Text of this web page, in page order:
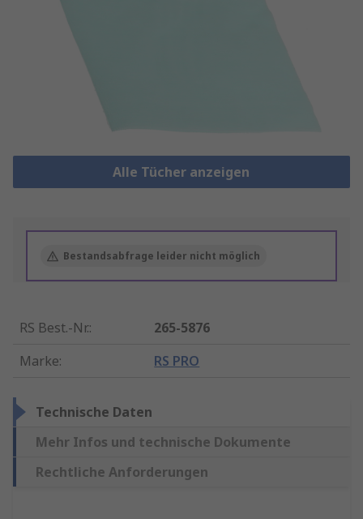
Alle Tücher anzeigen
Bestandsabfrage leider nicht möglich
RS Best.-Nr.:
265-5876
Marke: RS PRO
Technische Daten
Mehr Infos und technische Dokumente
Rechtliche Anforderungen